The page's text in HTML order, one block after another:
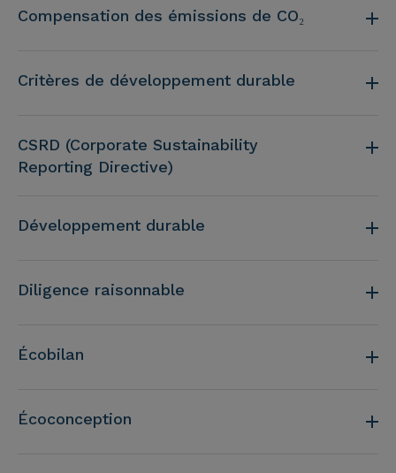
Compensation des émissions de CO₂
Critères de développement durable
CSRD (Corporate Sustainability
Reporting Directive)
Développement durable
Diligence raisonnable
Écobilan
Écoconception